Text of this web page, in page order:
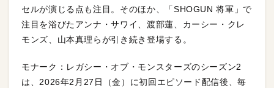
セルが演じる点も注目。そのほか、「SHOGUN 将軍」で
注目を浴びたアンナ・サワイ、渡部蓮、カーシー・クレ
モンズ、山本真理らが引き続き登場する。
モナーク：レガシー・オブ・モンスターズのシーズン2
は、2026年2月27日（金）に初回エピソード配信後、毎